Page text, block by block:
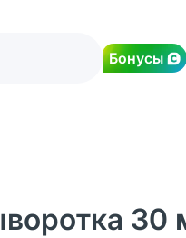
Бонусы
30